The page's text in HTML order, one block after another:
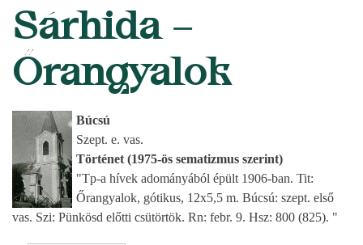
Sárhida –
Őrangyalok
Búcsú
Szept. e. vas.
Történet (1975-ös sematizmus szerint)
"Tp-a hívek adományából épült 1906-ban. Tit:
Őrangyalok, gótikus, 12x5,5 m. Búcsú: szept. első
vas. Szi: Pünkösd előtti csütörtök. Rn: febr. 9. Hsz: 800 (825). "